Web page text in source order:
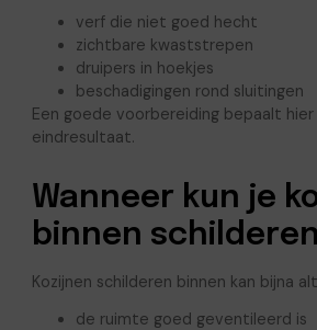
verf die niet goed hecht
zichtbare kwaststrepen
druipers in hoekjes
beschadigingen rond sluitingen
Een goede voorbereiding bepaalt
eindresultaat.
Wanneer kun je
binnen
Kozijnen schilderen binnen kan bijna
de ruimte goed geventileerd is